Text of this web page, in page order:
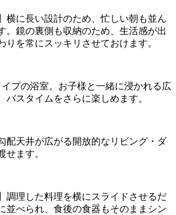
横に長い設計のため、忙しい朝も並ん
。鏡の裏側も収納のため、生活感が出
りを常にスッキリさせておけます。
イプの浴室。お子様と一緒に浸かれる広
バスタイムをさらに楽しめます。
配天井が広がる開放的なリビング・ダ
せます。
調理した料理を横にスライドさせるだ
並べられ、食後の食器もそのままシン